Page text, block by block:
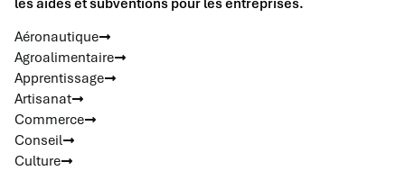
les aides et subventions pour les entreprises.
Aéronautique
Agroalimentaire
Apprentissage
Artisanat
Commerce
Conseil
Culture